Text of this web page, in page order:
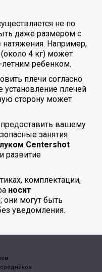
не по
даже размером с
натяжения. Например,
4 кг) может
ребенком.
плечи согласно
установление плечей
сторону может
вашему
занятия
луком Centershot
развитие
комплектации,
носит
; они могут быть
уведомления.